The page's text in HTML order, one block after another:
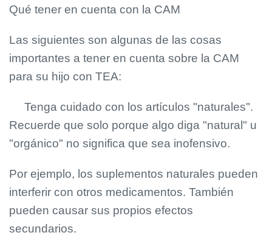
Qué tener en cuenta con la CAM
Las siguientes son algunas de las cosas
importantes a tener en cuenta sobre la CAM
para su hijo con TEA:
Tenga cuidado con los artículos "naturales".
Recuerde que solo porque algo diga "natural" u
"orgánico" no significa que sea inofensivo.
Por ejemplo, los suplementos naturales pueden
interferir con otros medicamentos. También
pueden causar sus propios efectos
secundarios.